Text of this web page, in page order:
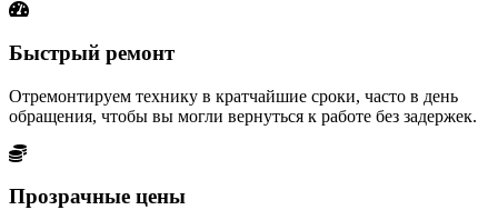
Быстрый ремонт
Отремонтируем технику в кратчайшие сроки, часто в день
обращения, чтобы вы могли вернуться к работе без задержек.
Прозрачные цены